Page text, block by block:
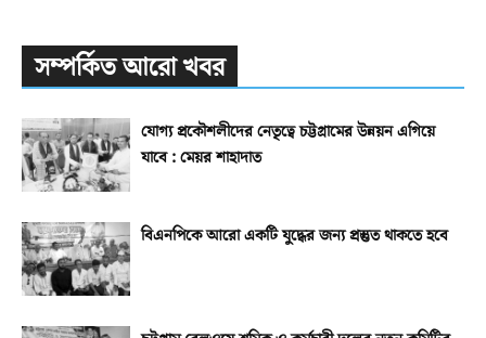
সম্পর্কিত আরো খবর
যোগ্য প্রকৌশলীদের নেতৃত্বে চট্টগ্রামের উন্নয়ন এগিয়ে
যাবে : মেয়র শাহাদাত
বিএনপিকে আরো একটি যুদ্ধের জন্য প্রস্তুত থাকতে হবে